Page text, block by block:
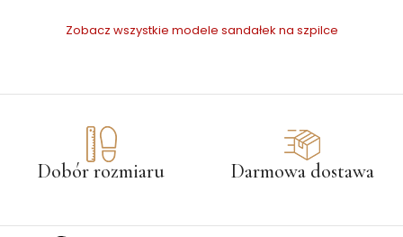
Zobacz wszystkie modele sandałek na szpilce
Dobór rozmiaru Darmowa dostawa